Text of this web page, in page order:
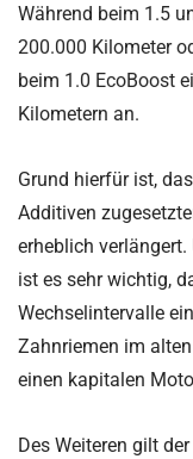
Während beim 1.5
200.000 Kilometer
beim 1.0 EcoBoost
Kilometern an.
Grund hierfür ist,
Additiven
erheblich
ist es sehr wichtig,
Wechselintervalle
Zahnriemen im
einen kapitalen
Des Weiteren gilt